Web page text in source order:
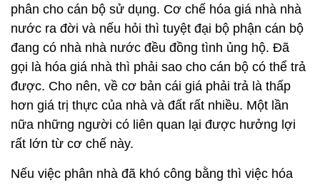
phân cho cán bộ sử dụng. Cơ chế hóa giá nhà nhà
nước ra đời và nếu hỏi thì tuyệt đại bộ phận cán bộ
đang có nhà nhà nước đều đồng tình ủng hộ. Đã
gọi là hóa giá nhà thì phải sao cho cán bộ có thể trả
được. Cho nên, về cơ bản cái giá phải trả là thấp
hơn giá trị thực của nhà và đất rất nhiều. Một lần
nữa những người có liên quan lại được hưởng lợi
rất lớn từ cơ chế này.
Nếu việc phân nhà đã khó công bằng thì việc hóa